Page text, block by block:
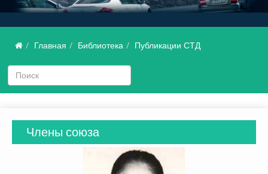
Главная Библиотека Публикации СТД
Члены союза